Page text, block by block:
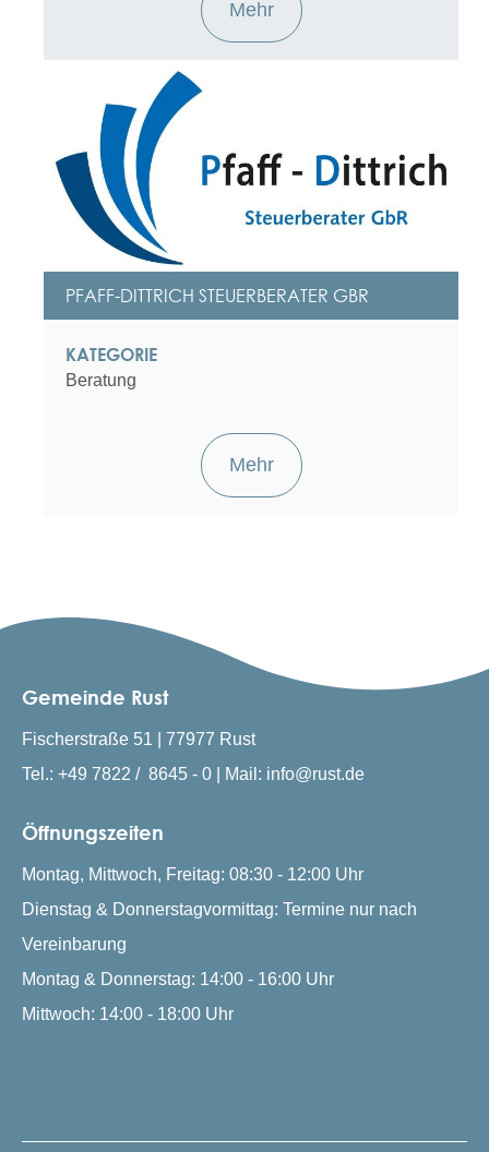
Mehr
PFAFF-DITTRICH STEUERBERATER GBR
KATEGORIE
Beratung
Mehr
Gemeinde Rust
Fischerstraße 51 | 77977 Rust
Tel.: +49 7822 / 8645 - 0 | Mail: info@rust.de
Öffnungszeiten
Montag, Mittwoch, Freitag: 08:30 - 12:00 Uhr
Dienstag & Donnerstagvormittag: Termine nur nach
Vereinbarung
Montag & Donnerstag: 14:00 - 16:00 Uhr
Mittwoch: 14:00 - 18:00 Uhr